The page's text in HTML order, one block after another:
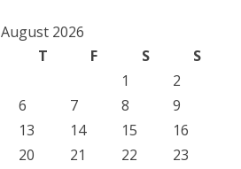
August 2026
T F S
S
1
2
6 7 8
9
13 14 15
16
20 21 22
23